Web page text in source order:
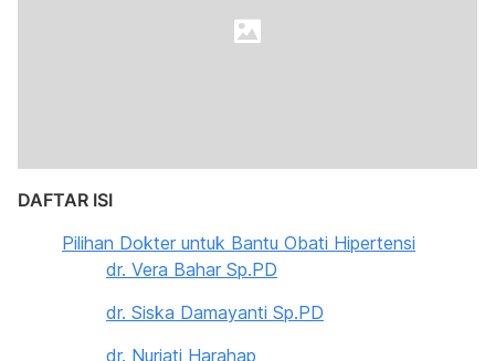
DAFTAR ISI
Pilihan Dokter untuk Bantu Obati Hipertensi
dr. Vera Bahar Sp.PD
dr. Siska Damayanti Sp.PD
dr. Nuriati Harahap